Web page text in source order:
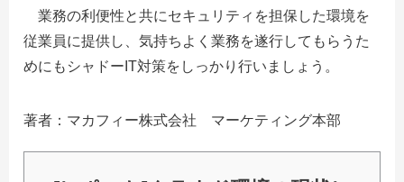
業務の利便性と共にセキュリティを担保した環境を
従業員に提供し、気持ちよく業務を遂行してもらうた
めにもシャドーIT対策をしっかり行いましょう。
著者：マカフィー株式会社 マーケティング本部